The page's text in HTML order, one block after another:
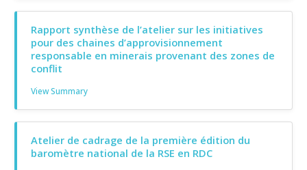
Rapport synthèse de l’atelier sur les initiatives
pour des chaines d’approvisionnement
responsable en minerais provenant des zones de
conflit
View Summary
Atelier de cadrage de la première édition du
baromètre national de la RSE en RDC